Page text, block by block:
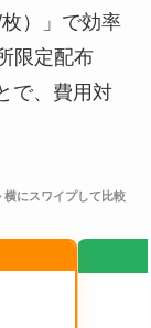
）」で効率
限定配布
で、費用対